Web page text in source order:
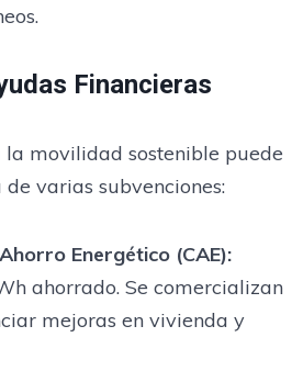
Financieras
la movilidad sostenible puede
varias subvenciones:
Energético (CAE):
ahorrado. Se comercializan
mejoras en vivienda y